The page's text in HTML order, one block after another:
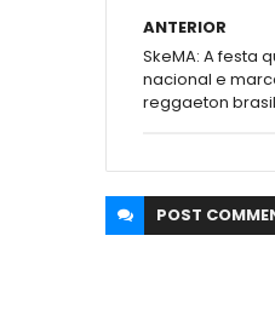
ANTERIOR
SkeMA: A festa
nacional e
reggaeton
POST